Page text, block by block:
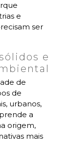
e
ser
e
de
de
urbanos,
a
origem,
mais